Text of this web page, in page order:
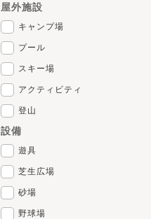
屋外施設
キャンプ場
プール
スキー場
アクティビティ
登山
設備
遊具
芝生広場
砂場
野球場